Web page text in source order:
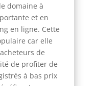
domaine à
et en
en ligne. Cette
car elle
de
de profiter de
à bas prix